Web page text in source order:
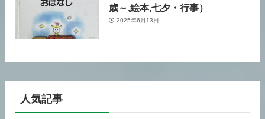
歳～,絵本,七夕・行事）
2025年6月13日
人気記事